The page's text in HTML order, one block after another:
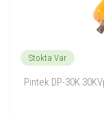
Stokta Var
Pintek DP-30K